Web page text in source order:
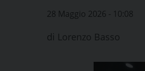
28 Maggio 2026 - 10:08
di Lorenzo Basso